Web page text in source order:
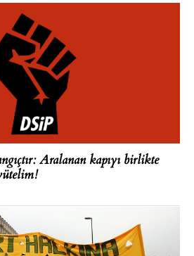
Aralanan kapıyı birlikte